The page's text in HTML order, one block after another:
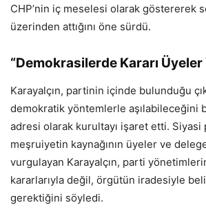
CHP’nin iç meselesi olarak göstererek
üzerinden attığını öne sürdü.
“Demokrasilerde Kararı Üyeler
Karayalçın, partinin içinde bulunduğu
demokratik yöntemlerle aşılabileceğini
adresi olarak kurultayı işaret etti.
meşruiyetin kaynağının üyeler ve
vurgulayan Karayalçın, parti
kararlarıyla değil, örgütün iradesiyle
gerektiğini söyledi.